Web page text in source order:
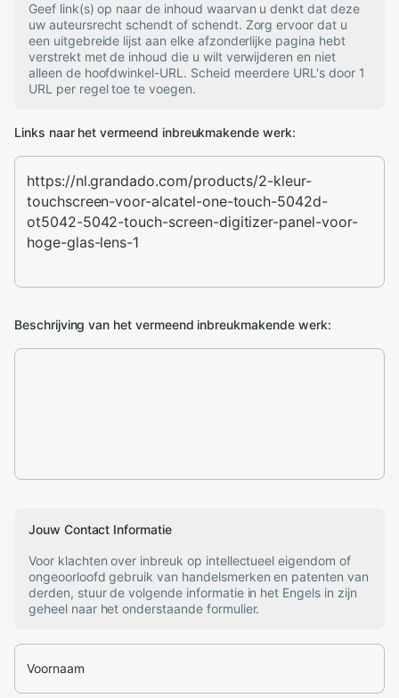
Geef link(s) op naar de inhoud waarvan u denkt dat deze
uw auteursrecht schendt of schendt. Zorg ervoor dat u
een uitgebreide lijst aan elke afzonderlijke pagina hebt
verstrekt met de inhoud die u wilt verwijderen en niet
alleen de hoofdwinkel-URL. Scheid meerdere URL's door 1
URL per regel toe te voegen.
Links naar het vermeend inbreukmakende werk:
Beschrijving van het vermeend inbreukmakende werk:
Jouw Contact Informatie
Voor klachten over inbreuk op intellectueel eigendom of
ongeoorloofd gebruik van handelsmerken en patenten van
derden, stuur de volgende informatie in het Engels in zijn
geheel naar het onderstaande formulier.
Voornaam